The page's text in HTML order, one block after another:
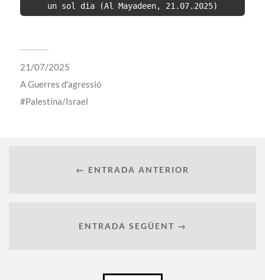
un sol dia (Al Mayadeen, 21.07.2025)
21/07/2025
AGuerres d'agressió
Palestina/Israel
← ENTRADA ANTERIOR
ENTRADA SEGÜENT →